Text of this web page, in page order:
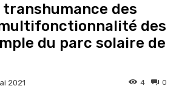
des
des
du parc solaire de
2021 0
4